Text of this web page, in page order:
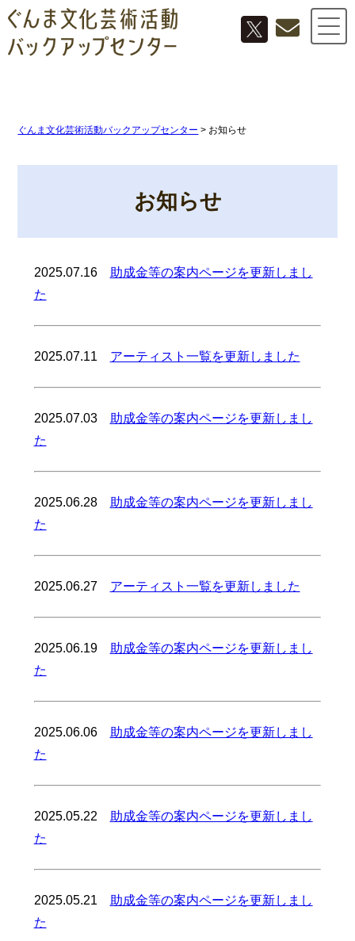
ぐんま文化芸術活動バックアップセンター > お知らせ
お知らせ
2025.07.16
助成金等の案内ページを更新しまし
た
2025.07.11 アーティスト一覧を更新しました
2025.07.03
助成金等の案内ページを更新しまし
た
2025.06.28
助成金等の案内ページを更新しまし
た
2025.06.27 アーティスト一覧を更新しました
2025.06.19
助成金等の案内ページを更新しまし
た
2025.06.06
助成金等の案内ページを更新しまし
た
2025.05.22
助成金等の案内ページを更新しまし
た
2025.05.21
助成金等の案内ページを更新しまし
た